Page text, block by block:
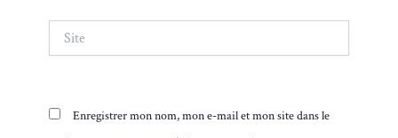
Enregistrer mon nom, mon e-mail et mon site dans le